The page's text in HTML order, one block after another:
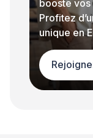
booste
Profitez
unique en